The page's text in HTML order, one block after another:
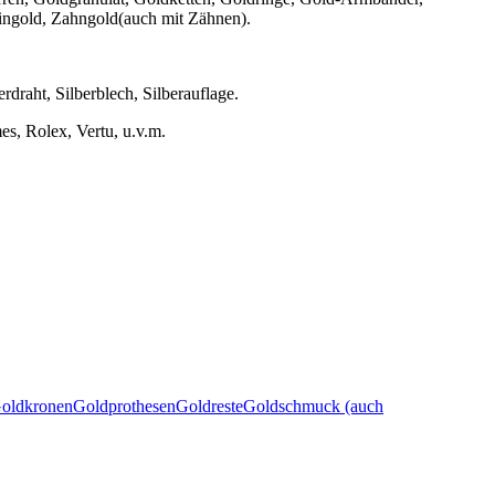
Zahngold(auch mit Zähnen).
Silberblech, Silberauflage.
Rolex, Vertu, u.v.m.
GoldprothesenGoldresteGoldschmuck (auch